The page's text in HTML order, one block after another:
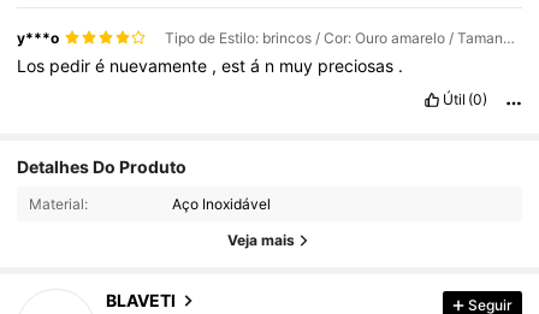
y***o Tipo de Estilo: brincos / Cor: Ouro amarelo / Tamanho: 1#
Los pediré nuevamente ,está n muy preciosas .
Útil (0)
Detalhes Do Produto
Material: Aço Inoxidável
Veja mais
BLAVETI
4,92 8.4K Seguidores
8.4K Seguidores
Seguir